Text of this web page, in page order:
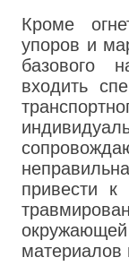
Кроме
упоров и
базового
входить
привести к
материалов